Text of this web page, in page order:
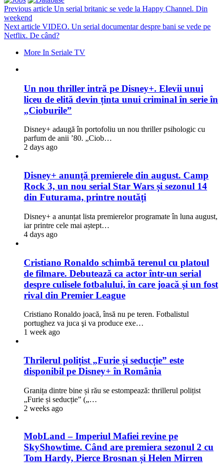
Previous article Un serial britanic se vede la Happy Channel. Din
weekend
Next article VIDEO. Un serial documentar despre bani se vede pe
Netflix. De când?
More In Seriale TV
Un nou thriller intră pe Disney+. Elevii unui
liceu de elită devin ținta unui criminal în serie în
„Cioburile”
Disney+ adaugă în portofoliu un nou thriller psihologic cu
parfum de anii ’80. „Ciob…
2 days ago
Disney+ anunță premierele din august. Camp
Rock 3, un nou serial Star Wars și sezonul 14
din Futurama, printre noutăți
Disney+ a anunțat lista premierelor programate în luna august,
iar printre cele mai aștept…
4 days ago
Cristiano Ronaldo schimbă terenul cu platoul
de filmare. Debutează ca actor într-un serial
despre culisele fotbalului, în care joacă şi un fost
rival din Premier League
Cristiano Ronaldo joacă, însă nu pe teren. Fotbalistul
portughez va juca şi va produce exe…
1 week ago
Thrilerul polițist „Furie și seducție” este
disponibil pe Disney+ în România
Granița dintre bine și rău se estompează: thrillerul polițist
„Furie și seducție” („…
2 weeks ago
MobLand – Imperiul Mafiei revine pe
SkyShowtime. Când are premiera sezonul 2 cu
Tom Hardy, Pierce Brosnan și Helen Mirren